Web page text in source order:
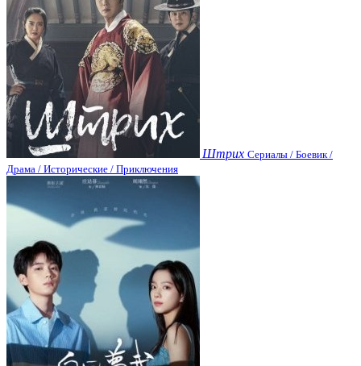
Штрих Сериалы / Боевик /
Драма / Исторические / Приключения